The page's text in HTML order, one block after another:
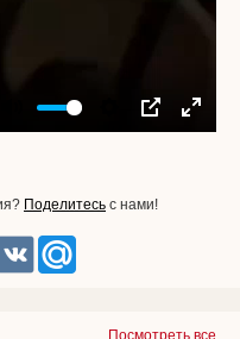
Mute SettingsPIP
Enter
Поделитесь с нами!
Посмотреть все